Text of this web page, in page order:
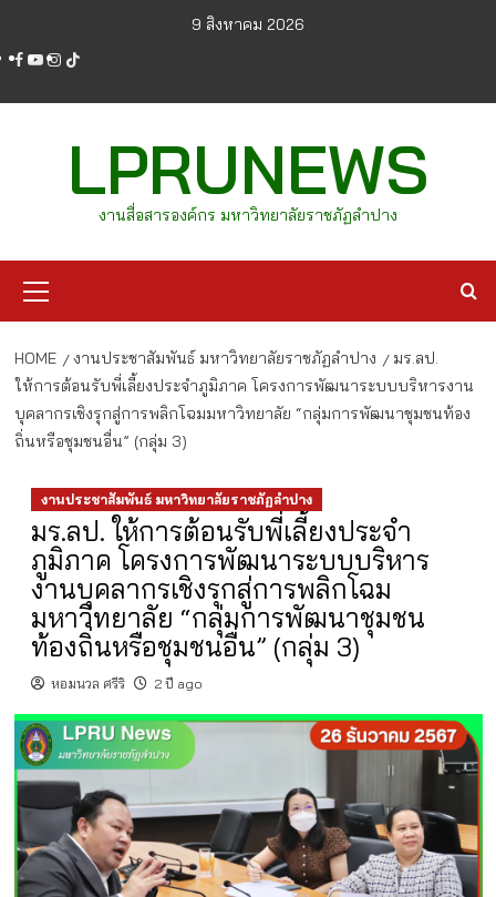
content
9 สิงหาคม 2026
facebook
youtube
instagram
tiktok
LPRUNEWS
งานสื่อสารองค์กร มหาวิทยาลัยราชภัฏลำปาง
Menu
HOME งานประชาสัมพันธ์ มหาวิทยาลัยราชภัฏลำปาง
มร.ลป.
ให้การต้อนรับพี่เลี้ยงประจำภูมิภาค โครงการพัฒนาระบบบริหารงาน
บุคลากรเชิงรุกสู่การพลิกโฉมมหาวิทยาลัย “กลุ่มการพัฒนาชุมชนท้อง
ถิ่นหรือชุมชนอื่น” (กลุ่ม 3)
งานประชาสัมพันธ์ มหาวิทยาลัยราชภัฏลำปาง
มร.ลป. ให้การต้อนรับพี่เลี้ยงประจำ
ภูมิภาค โครงการพัฒนาระบบบริหาร
งานบุคลากรเชิงรุกสู่การพลิกโฉม
มหาวิทยาลัย “กลุ่มการพัฒนาชุมชน
ท้องถิ่นหรือชุมชนอื่น” (กลุ่ม 3)
หอมนวล ศรีริ 2 ปี ago